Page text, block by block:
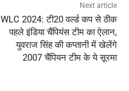
Next article
WLC 2024: टी20 वर्ल्ड कप से ठीक
पहले इंडिया चैंपियंस टीम का ऐलान,
युवराज सिंह की कप्तानी में खेलेंगे
2007 चैंपियन टीम के ये सूरमा